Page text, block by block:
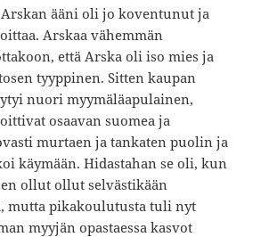
ääni oli jo koventunut ja
Arskaa vähemmän
että Arska oli iso mies ja
tyyppinen. Sitten kaupan
nuori myymäläapulainen,
osaavan suomea ja
murtaen ja tankaten puolin ja
käymään. Hidastahan se oli, kun
ollut ollut selvästikään
mutta pikakoulutusta tuli nyt
myyjän opastaessa kasvot